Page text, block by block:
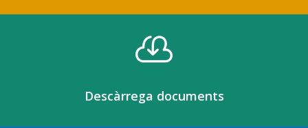

Descàrrega documents